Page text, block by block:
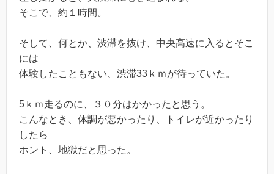
そこで、約１時間。
そして、何とか、渋滞を抜け、中央高速に入るとそこ
には
体験したこともない、渋滞33ｋｍが待っていた。
5ｋｍ走るのに、３０分はかかったと思う。
こんなとき、体調が悪かったり、トイレが近かったり
したら
ホント、地獄だと思った。